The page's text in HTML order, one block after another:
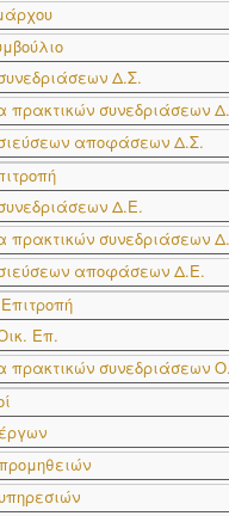
Δ.Σ.
συνεδριάσεων
αποφάσεων Δ.Σ.
Δ.Ε.
πρακτικών συνεδριάσεων
αποφάσεων Δ.Ε.
Επ.
πρακτικών συνεδριάσεων